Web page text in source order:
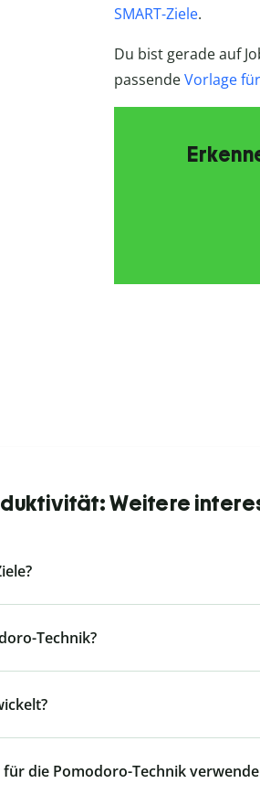
SMART-Ziele.
Du bist gerade auf
passendeVorlage
Weitere
Technik?
die Pomodoro-Technik